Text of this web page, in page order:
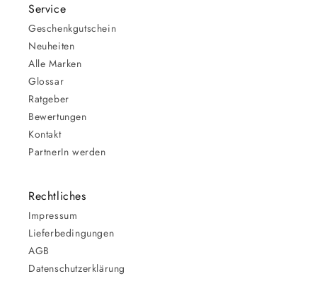
Service
Geschenkgutschein
Neuheiten
Alle Marken
Glossar
Ratgeber
Bewertungen
Kontakt
PartnerIn werden
Rechtliches
Impressum
Lieferbedingungen
AGB
Datenschutzerklärung